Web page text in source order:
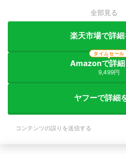
全部見る
楽天市場で詳
Amazonで詳細
9,499円
タイムセール
ヤフーで詳細
コンテンツの誤りを送信する